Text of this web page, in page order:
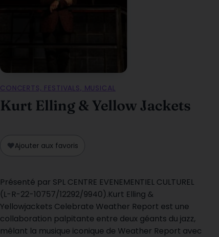
CONCERTS, FESTIVALS, MUSICAL
Kurt Elling & Yellow Jackets
♥Ajouter aux favoris
Présenté par SPL CENTRE EVENEMENTIEL CULTUREL
(L-R-22-10757/12292/9940).Kurt Elling &
Yellowjackets Celebrate Weather Report est une
collaboration palpitante entre deux géants du jazz,
mêlant la musique iconique de Weather Report avec